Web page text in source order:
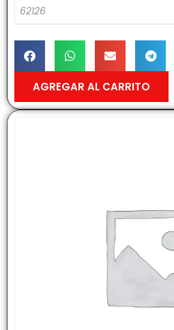
62126
AGREGAR AL CARRITO